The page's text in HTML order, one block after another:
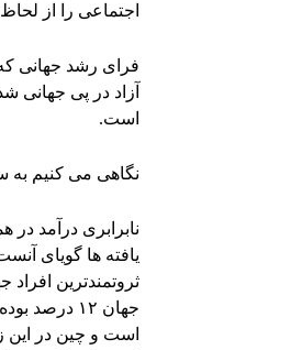
اجتماعی را از
آزاد در پی
است.
نگاهی می کنیم
نابرابری درآمد
جهان ۱۲
است و چین در این